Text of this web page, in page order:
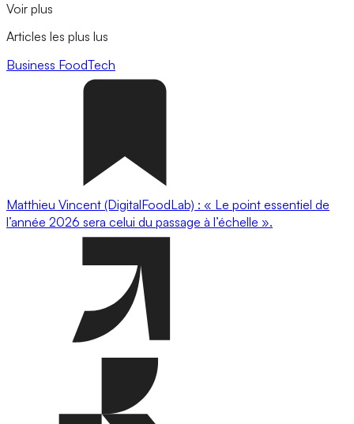
Voir plus
Articles les plus lus
Business FoodTech
Matthieu Vincent (DigitalFoodLab) : « Le point essentiel de
l’année 2026 sera celui du passage à l’échelle ».